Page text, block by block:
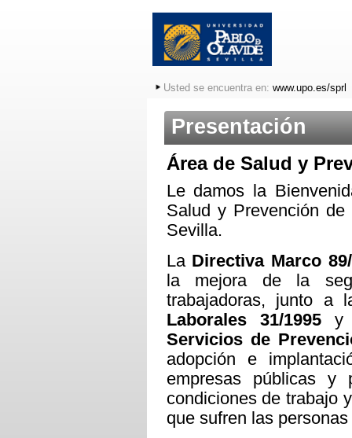
Usted se encuentra en: www.upo.es/sprl
Presentación
Área de Salud y
Le damos la
Salud y Prevención
Sevilla.
La Directiva Marco
la mejora de la
trabajadoras, junto a
Laborales 31/1995y
Servicios de
adopción e
empresas públicas
condiciones de trabajo
que sufren las